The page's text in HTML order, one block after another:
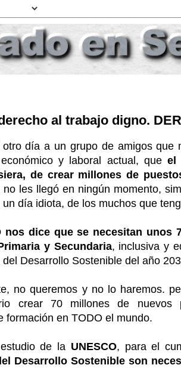
al trabajo digno.
día a un grupo de amigos que
y laboral actual, queel
de crear millones de
no les llegó en ningún momento,
día idiota, de los muchos que
nos dice que se necesitan unos
y Secundaria, inclusiva y
del Desarrollo Sostenible del año
no queremos y no lo haremos.
crear 70 millones de nuevos
formación en TODO el mundo.
de la UNESCO, para el
Desarrollo Sostenible son